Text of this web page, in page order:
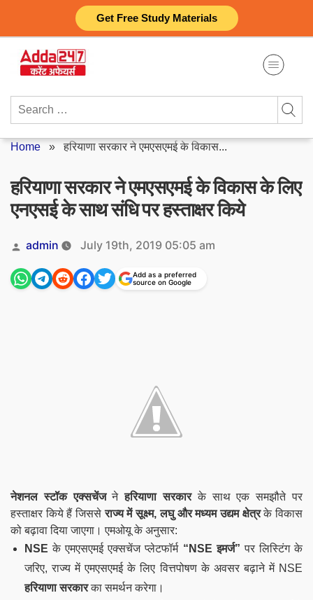
Get Free Study Materials
content
Search
Home »हरियाणा सरकार ने एमएसएमई के विकास...
हरियाणा सरकार ने एमएसएमई के विकास के लिए
एनएसई के साथ संधि पर हस्ताक्षर किये
Posted
by
admin July 19th, 2019 05:05 am
Add as a preferred
source on Google
नेशनल स्टॉक एक्सचेंजनेहरियाणा सरकारके साथ एक समझौते पर
हस्ताक्षर किये हैं जिससेराज्य में सूक्ष्म, लघु और मध्यम उद्यम क्षेत्रके विकास
को बढ़ावा दिया जाएगा। एमओयू के अनुसार:
NSEके एमएसएमई एक्सचेंज प्लेटफॉर्म “NSE इमर्ज”पर लिस्टिंग के
जरिए, राज्य में एमएसएमई के लिए वित्तपोषण के अवसर बढ़ाने में NSE
हरियाणा सरकारका समर्थन करेगा।